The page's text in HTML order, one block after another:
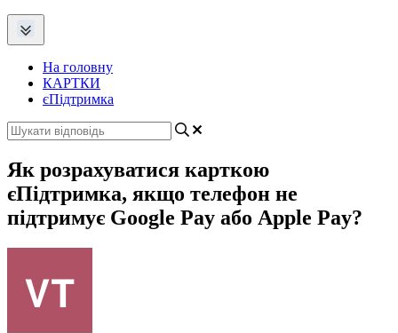
На головну
КАРТКИ
єПідтримка
Як розрахуватися карткою
єПідтримка, якщо телефон не
підтримує Google Pay або Apple Pay?